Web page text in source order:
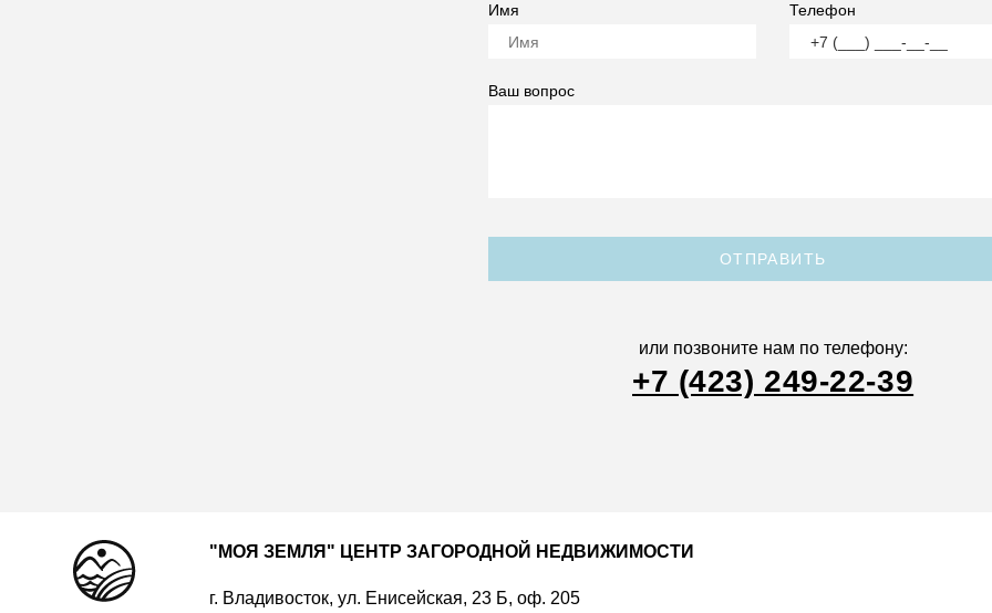
Имя Телефон
Ваш вопрос
ОТПРАВИТЬ
или позвоните нам по телефону:
+7 (423) 249-22-39
"МОЯ ЗЕМЛЯ" ЦЕНТР ЗАГОРОДНОЙ НЕДВИЖИМОСТИ
г. Владивосток, ул. Енисейская, 23 Б, оф. 205